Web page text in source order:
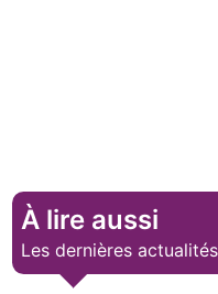
À lire aussi
Les dernières